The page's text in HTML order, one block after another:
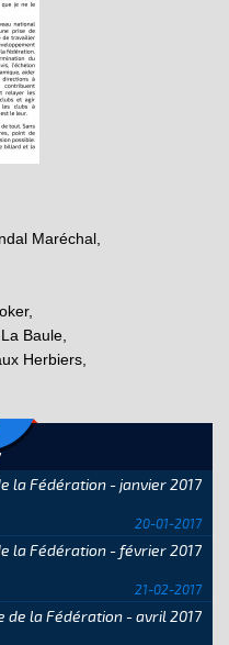
Maréchal,
Baule,
Herbiers,
la Fédération - janvier 2017
20-01-2017
la Fédération - février 2017
21-02-2017
de la Fédération - avril 2017